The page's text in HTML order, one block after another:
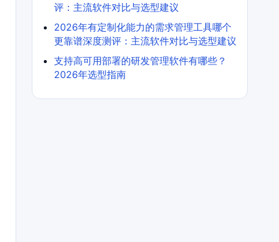
评：主流软件对比与选型建议
2026年有定制化能力的需求管理工具哪个
更靠谱深度测评：主流软件对比与选型建议
支持高可用部署的研发管理软件有哪些？
2026年选型指南